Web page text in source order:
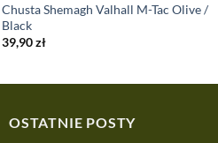
Chusta Shemagh Valhall M-Tac Olive /
Black
39,90zł
OSTATNIE POSTY